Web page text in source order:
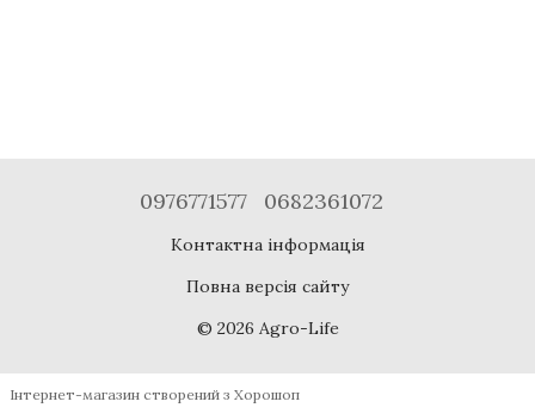
0976771577 0682361072
Контактна інформація
Повна версія сайту
© 2026 Agro-Life
Інтернет-магазин створений з Хорошоп